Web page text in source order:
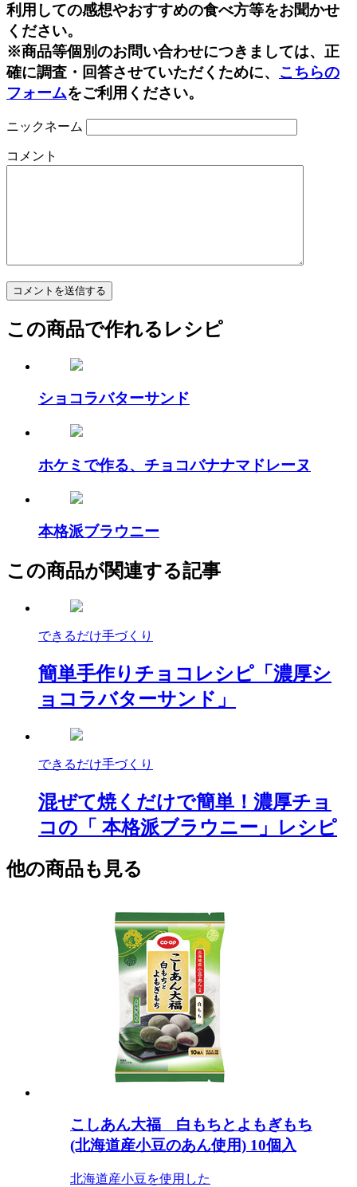
利用しての感想やおすすめの食べ方等をお聞かせ
ください。
※商品等個別のお問い合わせにつきましては、正
確に調査・回答させていただくために、 こちらの
フォームをご利用ください。
ニックネーム
コメント
この商品で作れるレシピ
ショコラバターサンド
ホケミで作る、チョコバナナマドレーヌ
本格派ブラウニー
この商品が関連する記事
できるだけ手づくり
簡単手作りチョコレシピ「濃厚シ
ョコラバターサンド」
できるだけ手づくり
混ぜて焼くだけで簡単！濃厚チョ
コの「 本格派ブラウニー」レシピ
他の商品も見る
こしあん大福 白もちとよもぎもち
(北海道産小豆のあん使用) 10個入
北海道産小豆を使用した